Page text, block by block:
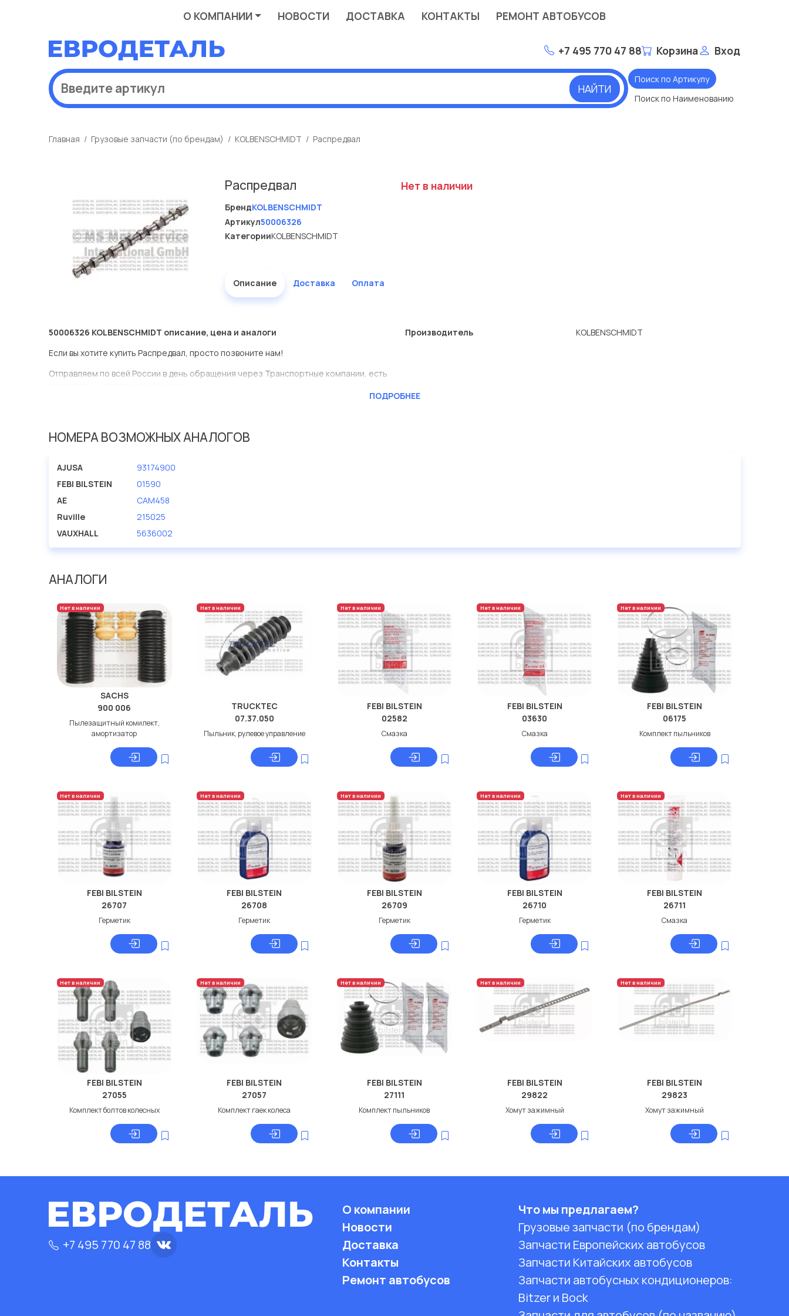
О КОМПАНИИ НОВОСТИ ДОСТАВКА КОНТАКТЫ РЕМОНТ АВТОБУСОВ
+7 495 770 47 88 Корзина Вход
НАЙТИ
Поиск по Артикулу
Поиск по Наименованию
Главная Грузовые запчасти (по брендам) KOLBENSCHMIDT Распредвал
Распредвал
БрендKOLBENSCHMIDT
Артикул50006326
КатегорииKOLBENSCHMIDT
Нет в наличии
Описание Доставка Оплата
50006326 KOLBENSCHMIDT описание, цена и аналоги
Если вы хотите купить Распредвал, просто позвоните нам!
Отправляем по всей России в день обращения через Транспортные компании, есть
Мы продаем сертифицированные колодки тормозные дисковые с гарантией от
производителя KOLBENSCHMIDT.
Производитель KOLBENSCHMIDT
ПОДРОБНЕЕ
НОМЕРА ВОЗМОЖНЫХ АНАЛОГОВ
AJUSA
93174900
FEBI BILSTEIN
01590
AE
CAM458
Ruville
215025
VAUXHALL
5636002
АНАЛОГИ
Нет в наличии
SACHS
900 006
Пылезащитный комилект,
амортизатор
Нет в наличии
TRUCKTEC
07.37.050
Пыльник, рулевое управление
Нет в наличии
FEBI BILSTEIN
02582
Смазка
Нет в наличии
FEBI BILSTEIN
03630
Смазка
Нет в наличии
FEBI BILSTEIN
06175
Комплект пыльников
Нет в наличии
FEBI BILSTEIN
26707
Герметик
Нет в наличии
FEBI BILSTEIN
26708
Герметик
Нет в наличии
FEBI BILSTEIN
26709
Герметик
Нет в наличии
FEBI BILSTEIN
26710
Герметик
Нет в наличии
FEBI BILSTEIN
26711
Смазка
Нет в наличии
FEBI BILSTEIN
27055
Комплект болтов колесных
Нет в наличии
FEBI BILSTEIN
27057
Комплект гаек колеса
Нет в наличии
FEBI BILSTEIN
27111
Комплект пыльников
Нет в наличии
FEBI BILSTEIN
29822
Хомут зажимный
Нет в наличии
FEBI BILSTEIN
29823
Хомут зажимный
+7 495 770 47 88
О компании
Новости
Доставка
Контакты
Ремонт автобусов
Что мы предлагаем?
Грузовые запчасти (по брендам)
Запчасти Европейских автобусов
Запчасти Китайских автобусов
Запчасти автобусных кондиционеров:
Bitzer и Bock